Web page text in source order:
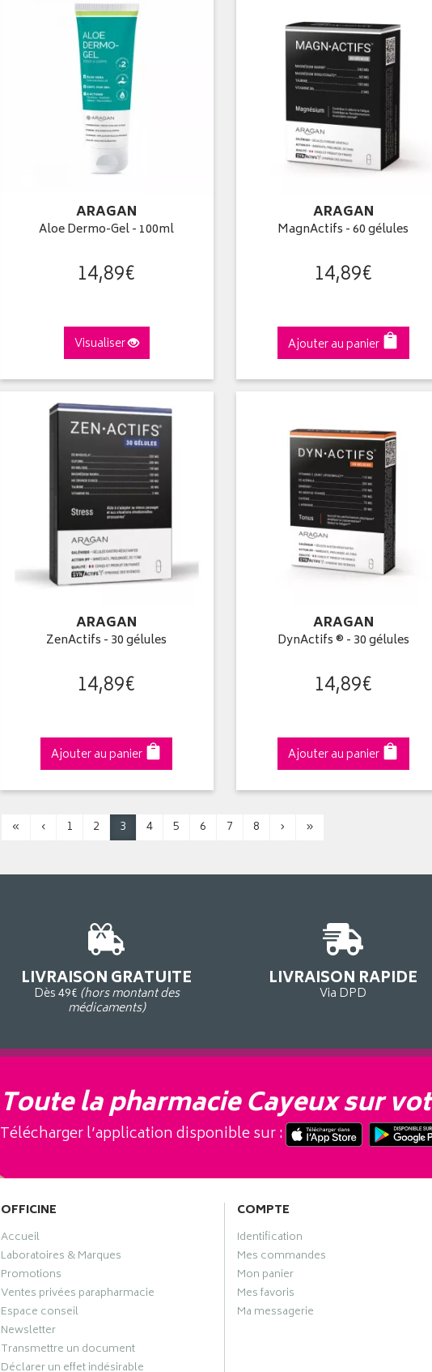
ARAGAN
Aloe Dermo-Gel - 100ml
14,89€
Visualiser
ARAGAN
MagnActifs - 60 gélules
14,89€
Ajouter au panier
ARAGAN
ZenActifs - 30 gélules
14,89€
Ajouter au panier
ARAGAN
DynActifs ® - 30 gélules
14,89€
Ajouter au panier
« ‹ 1 2 3 4 5 6 7 8 › »
LIVRAISON GRATUITE
Dès 49€ (hors montant des
médicaments)
LIVRAISON RAPIDE
Via DPD
Toute la pharmacie Cayeux sur
Télécharger l’application disponible sur :
OFFICINE
Accueil
Laboratoires & Marques
Promotions
Ventes privées parapharmacie
Espace conseil
Newsletter
Transmettre un document
Déclarer un effet indésirable
COMPTE
Identification
Mes commandes
Mon panier
Mes favoris
Ma messagerie